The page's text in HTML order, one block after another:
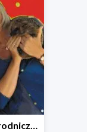
Książka "Mania, mała ogrodniczka" w super cenie